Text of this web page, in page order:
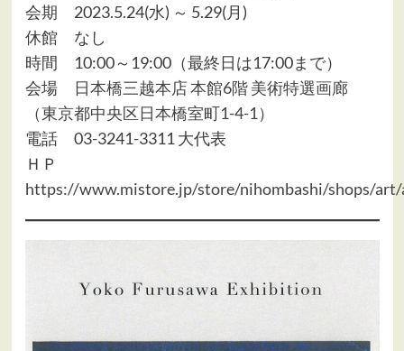
会期 2023.5.24(水) ～ 5.29(月)
休館 なし
時間 10:00～19:00（最終日は17:00まで）
会場
日本橋三越本店 本館6階 美術特選画廊
（東京都中央区日本橋室町1-4-1）
電話 03-3241-3311 大代表
ＨＰ
https://www.mistore.jp/store/nihombashi/shops/